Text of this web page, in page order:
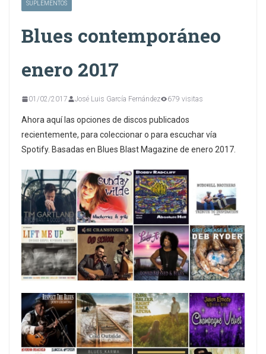
SUPLEMENTOS
Blues contemporáneo
enero 2017
01/02/2017 José Luis García Fernández 679 visitas
Ahora aquí las opciones de discos publicados
recientemente, para coleccionar o para escuchar vía
Spotify. Basadas en Blues Blast Magazine de enero 2017.